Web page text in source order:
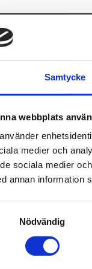
Samtycke
webbplats
medier och
sociala medier
annan information
Nödvändig